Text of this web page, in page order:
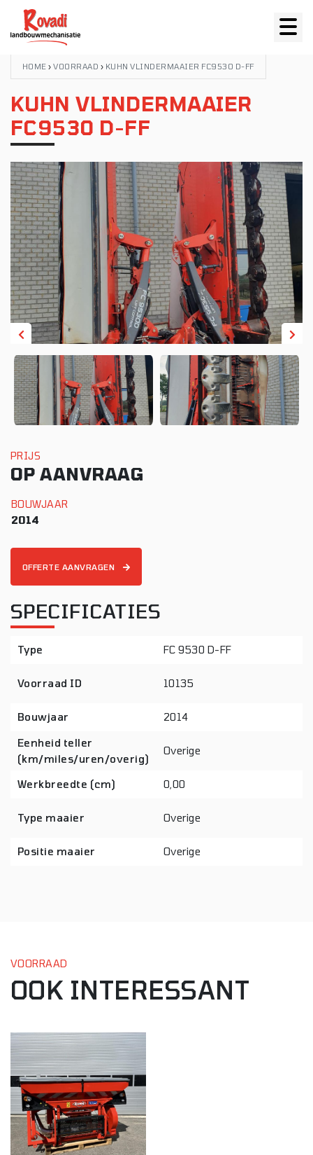
HOME ›VOORRAAD › KUHN VLINDERMAAIER FC9530 D-FF
KUHN VLINDERMAAIER
FC9530 D-FF
PRIJS
OP AANVRAAG
BOUWJAAR
2014
OFFERTE AANVRAGEN
SPECIFICATIES
Type FC 9530 D-FF
Voorraad ID 10135
Bouwjaar 2014
Eenheid teller
(km/miles/uren/overig)
Overige
Werkbreedte (cm) 0,00
Type maaier Overige
Positie maaier Overige
VOORRAAD
OOK INTERESSANT